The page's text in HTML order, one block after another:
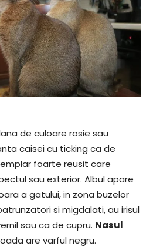
de culoare rosie sau
caisei cu ticking ca de
foarte reusit care
sau exterior. Albul apare
a gatului, in zona buzelor
si migdalati, au irisul
sau ca de cupru. Nasul
are varful negru.